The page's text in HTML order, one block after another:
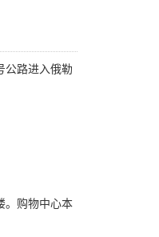
公路进入俄勒
。购物中心本